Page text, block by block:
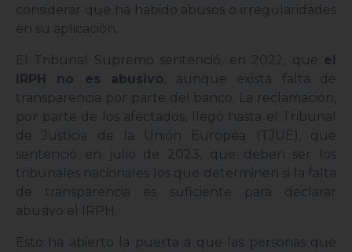
considerar que ha habido abusos o irregularidades
en su aplicación.
El Tribunal Supremo sentenció, en 2022, que el
IRPH no es abusivo, aunque exista falta de
transparencia por parte del banco. La reclamación,
por parte de los afectados, llegó hasta el Tribunal
de Justicia de la Unión Europea (TJUE), que
sentenció en julio de 2023, que deben ser los
tribunales nacionales los que determinen si la falta
de transparencia es suficiente para declarar
abusivo el IRPH.
Esto ha abierto la puerta a que las personas que